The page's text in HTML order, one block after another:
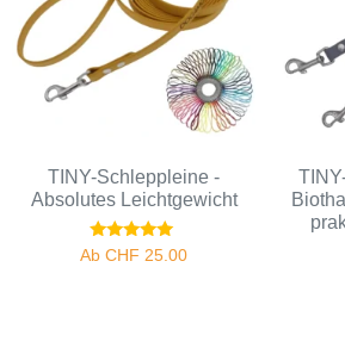
TINY-Schleppleine -
Absolutes Leichtgewicht
Bewertet
Ab CHF 25.00